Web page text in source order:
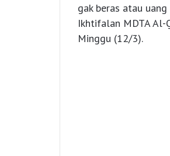
gak beras atau
Ikhtifalan MDTA Al-
Minggu (12/3).